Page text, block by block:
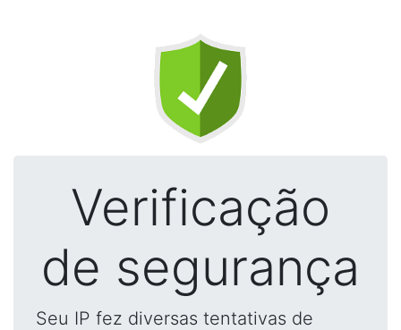
Verificação
de segurança
Seu IP fez diversas tentativas de